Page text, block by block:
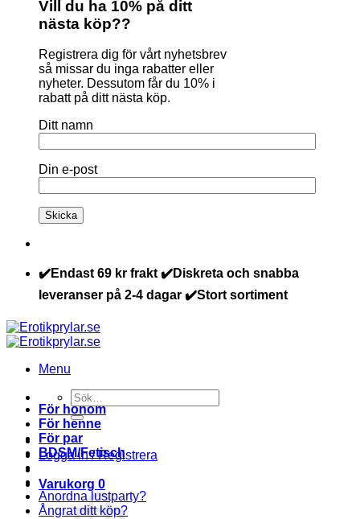
Vill du ha 10% på ditt
nästa köp??
Registrera dig för vårt nyhetsbrev
så missar du inga rabatter eller
nyheter. Dessutom får du 10% i
rabatt på ditt nästa köp.
Ditt namn
Din e-post
✔️Endast 69 kr frakt ✔️Diskreta och snabba
leveranser på 2-4 dagar ✔️Stort sortiment
Menu
Sök
efter:
Logga in / Registrera
Varukorg 0
För honom
För henne
För par
BDSM/Fetisch
Anordna lustparty?
Ångrat ditt köp?